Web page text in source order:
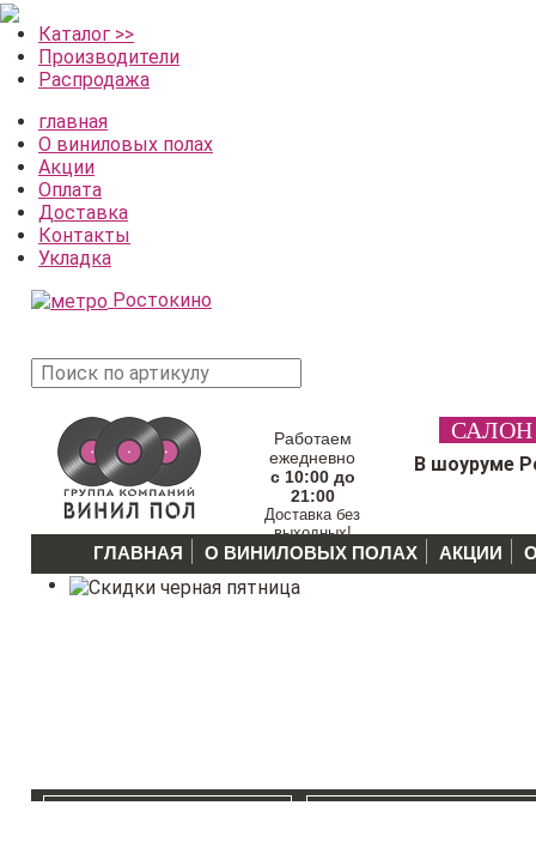
Каталог >>
Производители
Распродажа
главная
О виниловых полах
Акции
Оплата
Доставка
Контакты
Укладка
Ростокино
товара
Работаем
ежедневно
с 10:00 до
21:00
Доставка без
выходных!
В шоуруме
ГЛАВНАЯ О ВИНИЛОВЫХ ПОЛАХ АКЦИИ